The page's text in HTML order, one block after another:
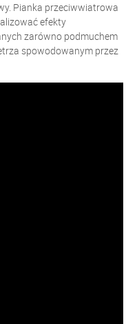
Pianka przeciwwiatrowa
efekty
zarówno podmuchem
spowodowanym przez